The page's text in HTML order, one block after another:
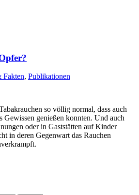
Fakten, Publikationen
so völlig normal, dass auch
Gewissen genießen konnten. Und auch
oder in Gaststätten auf Kinder
in deren Gegenwart das Rauchen